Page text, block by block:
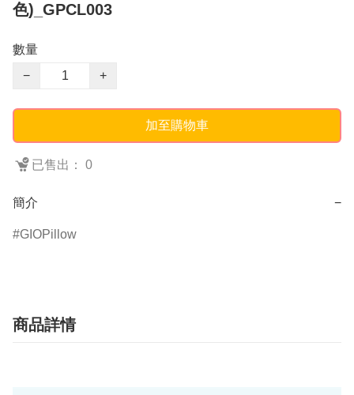
色)_GPCL003
數量
−
+
加至購物車
已售出： 0
簡介 −
GIOPillow
商品詳情